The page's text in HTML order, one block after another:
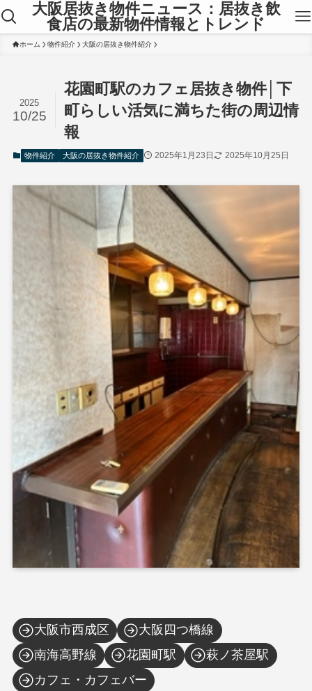
大阪居抜き物件ニュース：居抜き飲
食店の最新物件情報とトレンド
ホーム 物件紹介 大阪の居抜き物件紹介
花園町駅のカフェ居抜き物件│下
町らしい活気に満ちた街の周辺情
報
2025
10/25
物件紹介 大阪の居抜き物件紹介 2025年1月23日 2025年10月25日
大阪市西成区
大阪四つ橋線
南海高野線
花園町駅
萩ノ茶屋駅
カフェ・カフェバー